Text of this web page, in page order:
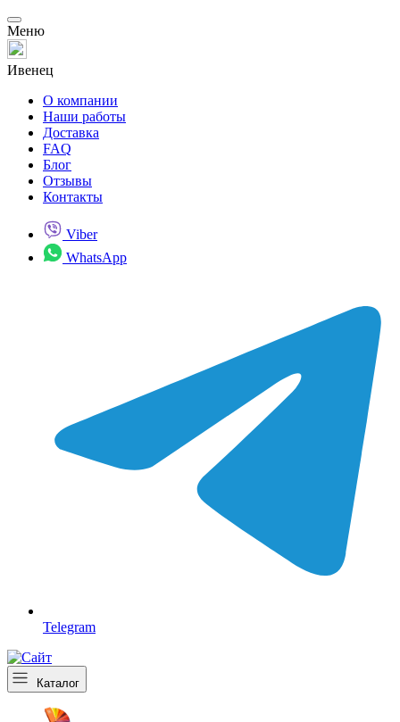
Меню
Ивенец
О компании
Наши работы
Доставка
FAQ
Блог
Отзывы
Контакты
Viber
WhatsApp
Telegram
Каталог